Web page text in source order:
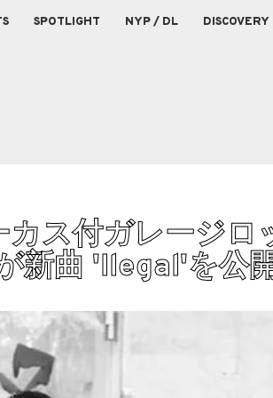
SPOTLIGHT NYP / DL DISCOVERY
ス付ガレージロ
新曲 'Ilegal'を公